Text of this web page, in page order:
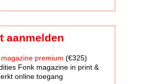
aanmelden
premium (€325)
Fonk magazine in print &
online toegang